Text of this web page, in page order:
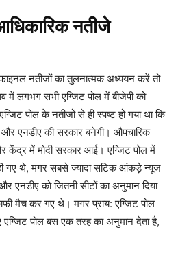
नतीजे
नतीजों का तुलनात्मक अध्ययन करें तो
में लगभग सभी एग्जिट पोल में बीजेपी को
पोल के नतीजों से ही स्पष्ट हो गया था कि
एनडीए की सरकार बनेगी। औपचारिक
में मोदी सरकार आई। एग्जिट पोल में
गए थे, मगर सबसे ज्यादा सटिक आंकड़े न्यूज
को जितनी सीटों का अनुमान दिया
मैच कर गए थे। मगर प्राय: एग्जिट पोल
एग्जिट पोल बस एक तरह का अनुमान देता है,